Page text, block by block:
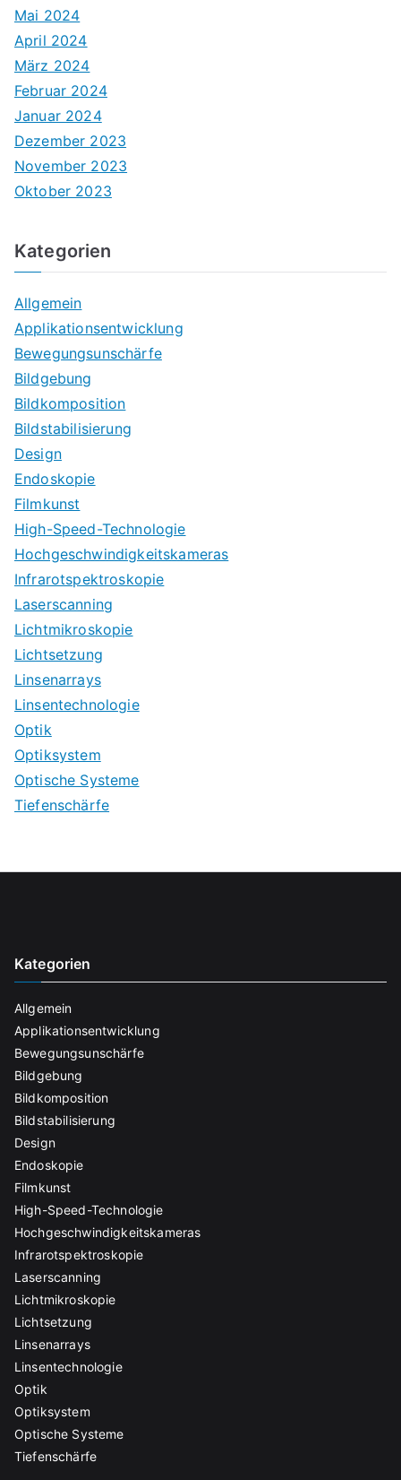
Mai 2024
April 2024
März 2024
Februar 2024
Januar 2024
Dezember 2023
November 2023
Oktober 2023
Kategorien
Allgemein
Applikationsentwicklung
Bewegungsunschärfe
Bildgebung
Bildkomposition
Bildstabilisierung
Design
Endoskopie
Filmkunst
High-Speed-Technologie
Hochgeschwindigkeitskameras
Infrarotspektroskopie
Laserscanning
Lichtmikroskopie
Lichtsetzung
Linsenarrays
Linsentechnologie
Optik
Optiksystem
Optische Systeme
Tiefenschärfe
Kategorien
Allgemein
Applikationsentwicklung
Bewegungsunschärfe
Bildgebung
Bildkomposition
Bildstabilisierung
Design
Endoskopie
Filmkunst
High-Speed-Technologie
Hochgeschwindigkeitskameras
Infrarotspektroskopie
Laserscanning
Lichtmikroskopie
Lichtsetzung
Linsenarrays
Linsentechnologie
Optik
Optiksystem
Optische Systeme
Tiefenschärfe